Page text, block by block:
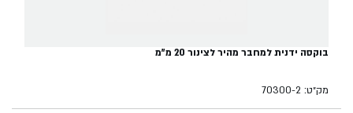
בוקסה ידנית למחבר מהיר לצינור 20 מ"מ
מק״ט: 70300-2